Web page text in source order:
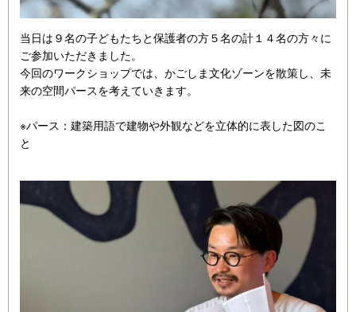
当日は９名の子どもたちと保護者の方５名の計１４名の方々に
ご参加いただきました。
今回のワークショップでは、かごしま文化ゾーンを散策し、未
来の空間パースを考えていきます。
※パース：建築用語で建物や外観などを立体的に表した図のこ
と